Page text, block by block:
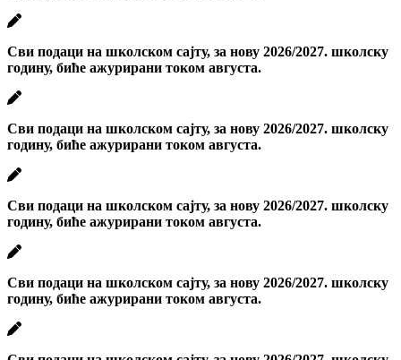
Сви подаци на школском сајту, за нову 2026/2027. школску
годину, биће ажурирани током августа.
Сви подаци на школском сајту, за нову 2026/2027. школску
годину, биће ажурирани током августа.
Сви подаци на школском сајту, за нову 2026/2027. школску
годину, биће ажурирани током августа.
Сви подаци на школском сајту, за нову 2026/2027. школску
годину, биће ажурирани током августа.